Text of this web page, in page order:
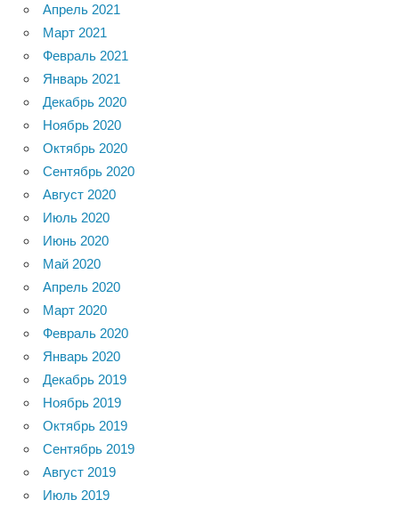
Апрель 2021
Март 2021
Февраль 2021
Январь 2021
Декабрь 2020
Ноябрь 2020
Октябрь 2020
Сентябрь 2020
Август 2020
Июль 2020
Июнь 2020
Май 2020
Апрель 2020
Март 2020
Февраль 2020
Январь 2020
Декабрь 2019
Ноябрь 2019
Октябрь 2019
Сентябрь 2019
Август 2019
Июль 2019